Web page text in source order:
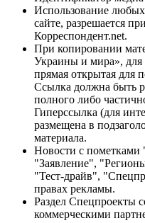
Использование
сайте, разрешается
Корреспондент.net.
При копировании
Украины и мира», для
прямая открытая для
Ссылка должна быть
полного либо
Гиперссылка (для
размещена в
материала.
Новости с
"Заявление",
"Тест-драйв",
правах рекламы.
Раздел Спецпроекты
коммерческими